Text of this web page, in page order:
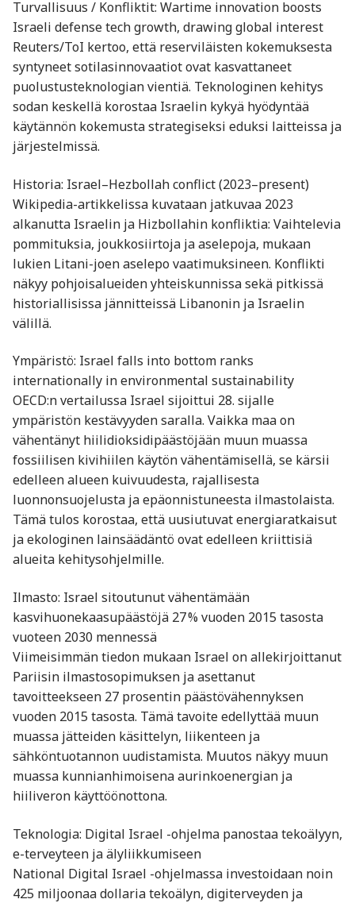
Turvallisuus / Konfliktit: Wartime innovation boosts
Israeli defense tech growth, drawing global interest
Reuters/ToI kertoo, että reserviläisten kokemuksesta
syntyneet sotilasinnovaatiot ovat kasvattaneet
puolustusteknologian vientiä. Teknologinen kehitys
sodan keskellä korostaa Israelin kykyä hyödyntää
käytännön kokemusta strategiseksi eduksi laitteissa ja
järjestelmissä.
Historia: Israel–Hezbollah conflict (2023–present)
Wikipedia-artikkelissa kuvataan jatkuvaa 2023
alkanutta Israelin ja Hizbollahin konfliktia: Vaihtelevia
pommituksia, joukkosiirtoja ja aselepoja, mukaan
lukien Litani-joen aselepo vaatimuksineen. Konflikti
näkyy pohjoisalueiden yhteiskunnissa sekä pitkissä
historiallisissa jännitteissä Libanonin ja Israelin
välillä.
Ympäristö: Israel falls into bottom ranks
internationally in environmental sustainability
OECD:n vertailussa Israel sijoittui 28. sijalle
ympäristön kestävyyden saralla. Vaikka maa on
vähentänyt hiilidioksidipäästöjään muun muassa
fossiilisen kivihiilen käytön vähentämisellä, se kärsii
edelleen alueen kuivuudesta, rajallisesta
luonnonsuojelusta ja epäonnistuneesta ilmastolaista.
Tämä tulos korostaa, että uusiutuvat energiaratkaisut
ja ekologinen lainsäädäntö ovat edelleen kriittisiä
alueita kehitysohjelmille.
Ilmasto: Israel sitoutunut vähentämään
kasvihuonekaasupäästöjä 27 % vuoden 2015 tasosta
vuoteen 2030 mennessä
Viimeisimmän tiedon mukaan Israel on allekirjoittanut
Pariisin ilmastosopimuksen ja asettanut
tavoitteekseen 27 prosentin päästövähennyksen
vuoden 2015 tasosta. Tämä tavoite edellyttää muun
muassa jätteiden käsittelyn, liikenteen ja
sähköntuotannon uudistamista. Muutos näkyy muun
muassa kunnianhimoisena aurinkoenergian ja
hiiliveron käyttöönottona.
Teknologia: Digital Israel -ohjelma panostaa tekoälyyn,
e-terveyteen ja älyliikkumiseen
National Digital Israel -ohjelmassa investoidaan noin
425 miljoonaa dollaria tekoälyn, digiterveyden ja